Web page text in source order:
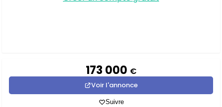
173 000 €
Voir l'annonce
Suivre